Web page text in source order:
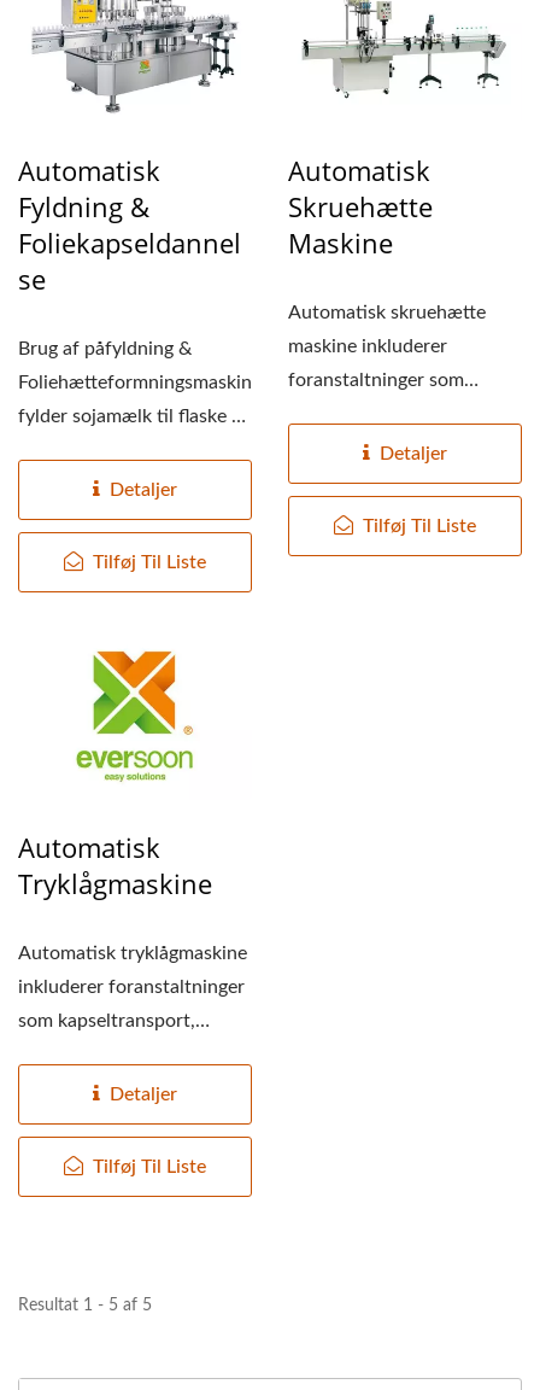
Automatisk
Fyldning &
Foliekapseldannel
Se
Brug af påfyldning &
Foliehætteformningsmaskine,
fylder sojamælk til flaske og
Detaljer
Tilføj Til Liste
Automatisk
Skruehætte
Maskine
Automatisk skruehætte
maskine inkluderer
foranstaltninger som
Detaljer
Tilføj Til Liste
Automatisk
Tryklågmaskine
Automatisk tryklågmaskine
inkluderer foranstaltninger
som kapseltransport,
Detaljer
Tilføj Til Liste
Resultat 1 - 5 af 5